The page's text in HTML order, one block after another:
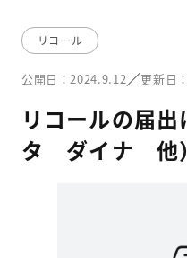
リコール
公開日：2024.9.12／更新日
リコールの届
タ ダイナ 他）